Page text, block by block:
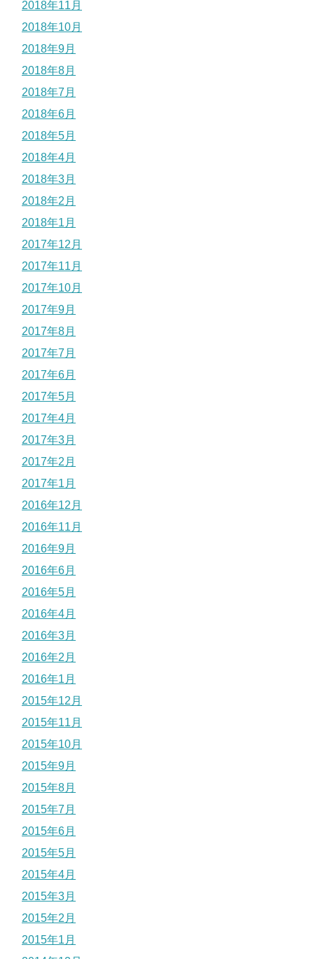
2018年11月
2018年10月
2018年9月
2018年8月
2018年7月
2018年6月
2018年5月
2018年4月
2018年3月
2018年2月
2018年1月
2017年12月
2017年11月
2017年10月
2017年9月
2017年8月
2017年7月
2017年6月
2017年5月
2017年4月
2017年3月
2017年2月
2017年1月
2016年12月
2016年11月
2016年9月
2016年6月
2016年5月
2016年4月
2016年3月
2016年2月
2016年1月
2015年12月
2015年11月
2015年10月
2015年9月
2015年8月
2015年7月
2015年6月
2015年5月
2015年4月
2015年3月
2015年2月
2015年1月